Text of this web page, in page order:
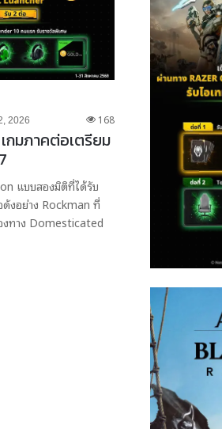
2026 168
กมภาคต่อเตรียม
แบบสองมิติที่ได้รับ
ดังอย่าง Rockman ที่
งทาง Domesticated